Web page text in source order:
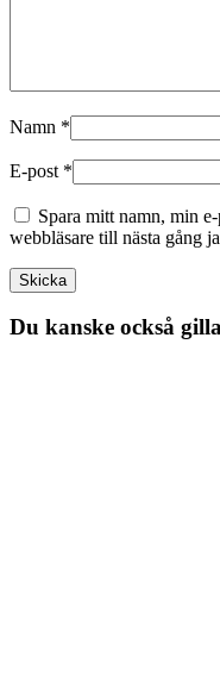
Namn *
E-post *
Spara mitt namn, min
webbläsare till nästa gång
Du kanske också